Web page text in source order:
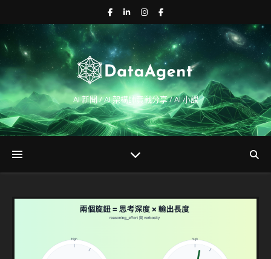
AI 新聞 / AI 架構師實戰分享 / AI 小課